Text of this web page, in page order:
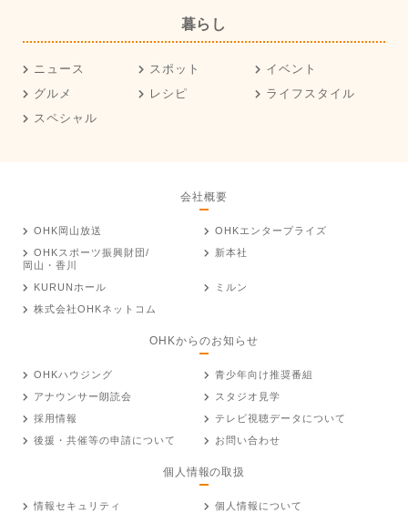
暮らし
ニュース スポット
イベント
グルメ
レシピ
ライフスタイル
スペシャル
会社概要
OHK岡山放送
OHKエンタープライズ
OHKスポーツ振興財団/
岡山・香川
新本社
KURUNホール
ミルン
株式会社OHKネットコム
OHKからのお知らせ
OHKハウジング
青少年向け推奨番組
アナウンサー朗読会
スタジオ見学
採用情報
テレビ視聴データについて
後援・共催等の申請について
お問い合わせ
個人情報の取扱
情報セキュリティ 個人情報について